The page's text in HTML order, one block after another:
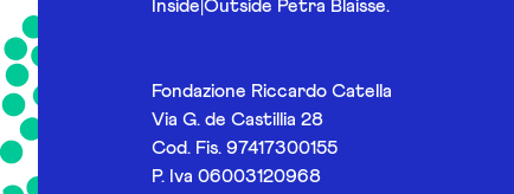
Inside|Outside Petra Blaisse.
Fondazione Riccardo Catella
Via G. de Castillia 28
Cod. Fis. 97417300155
P. Iva 06003120968